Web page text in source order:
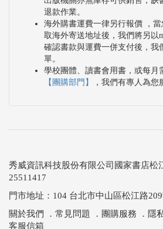
退款作業。
海外購書運費一律另行報價 ，
取海外寄送地址後，我們將另以
確認書款與運費一併支付後，我
單。
學校團體、讀書會用書，或每月
【團購部門】
，我們有專人為您
秀威資訊科技股份有限公司國家書店
25511417
門市地址：104 台北市中山區松江路
關於我們 ． 常見問題 ． 團購服務 ． 隱
客服信箱